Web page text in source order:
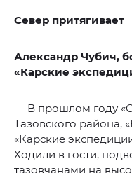
Север притягивает
Александр Чубич,
«Карские
— В прошлом году
Тазовского района,
«Карские
Ходили в гости,
тазовчанами на